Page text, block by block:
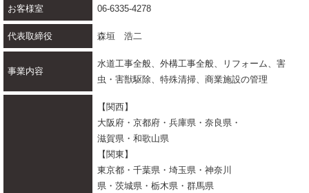
お客様室 06-6335-4278
代表取締役 森垣 浩二
事業内容
水道工事全般、外構工事全般、リフォーム、害
虫・害獣駆除、特殊清掃、商業施設の管理
【関西】
大阪府・京都府・兵庫県・奈良県・
滋賀県・和歌山県
【関東】
東京都・千葉県・埼玉県・神奈川
県・茨城県・栃木県・群馬県